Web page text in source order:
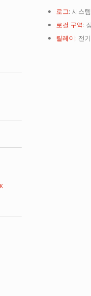
로그: 시스
로컬 구역:
릴레이: 전